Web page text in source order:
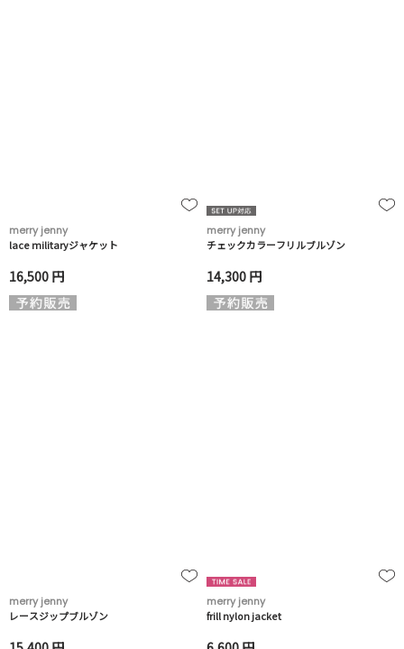
merry jenny
lace militaryジャケット
16,500 円
merry jenny
チェックカラーフリルブルゾン
14,300 円
merry jenny
レースジップブルゾン
merry jenny
frill nylon jacket